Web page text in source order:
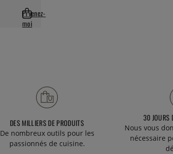
Prvenez-
moi
DES MILLIERS DE PRODUITS
De nombreux outils pour les
passionnés de cuisine.
30 JOURS
Nous vous
nécessaire